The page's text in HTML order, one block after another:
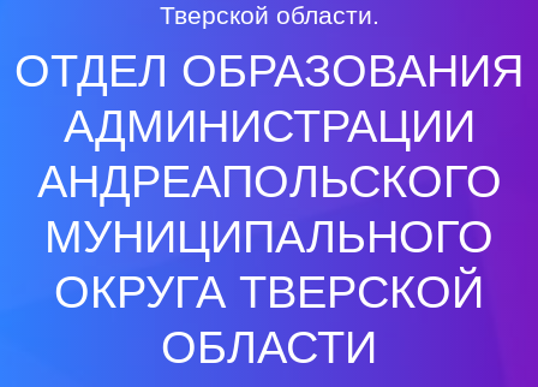
Тверской области.
ОТДЕЛ ОБРАЗОВАНИЯ
АДМИНИСТРАЦИИ
АНДРЕАПОЛЬСКОГО
МУНИЦИПАЛЬНОГО
ОКРУГА ТВЕРСКОЙ
ОБЛАСТИ